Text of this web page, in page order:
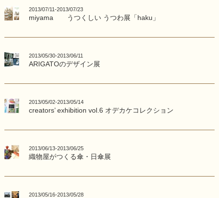
2013/07/11-2013/07/23
miyama うつくしい うつわ展「haku」
2013/05/30-2013/06/11
ARIGATOのデザイン展
2013/05/02-2013/05/14
creators’ exhibition vol.6 オデカケコレクション
2013/06/13-2013/06/25
織物屋がつくる傘・日傘展
2013/05/16-2013/05/28